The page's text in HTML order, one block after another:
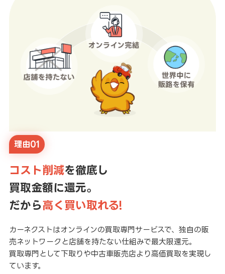
理由01
コスト削減を徹底し
買取金額に還元。
だから高く買い取れる!
カーネクストはオンラインの買取専門サービスで、独自の販
売ネットワークと店舗を持たない仕組みで最大限還元。
買取専門として下取りや中古車販売店より高価買取を実現し
ています。